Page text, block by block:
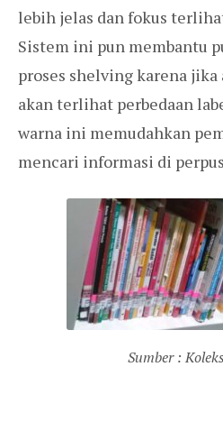
lebih jelas dan fokus
Sistem ini pun membantu
proses shelving karena jika
akan terlihat perbedaan
warna ini memudahkan
mencari informasi di
Sumber :